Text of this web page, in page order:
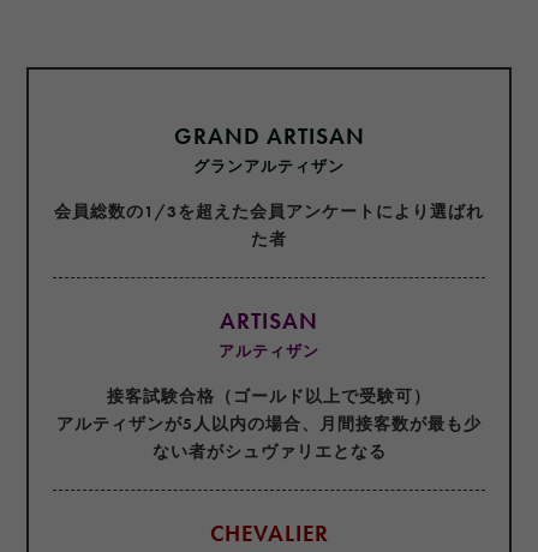
GRAND ARTISAN
グランアルティザン
会員総数の1/3を超えた会員アンケートにより選ばれ
た者
ARTISAN
アルティザン
接客試験合格（ゴールド以上で受験可）
アルティザンが5人以内の場合、月間接客数が最も少
ない者がシュヴァリエとなる
CHEVALIER